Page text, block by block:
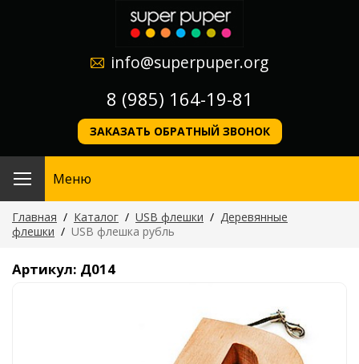
info@superpuper.org
8 (985) 164-19-81
ЗАКАЗАТЬ ОБРАТНЫЙ ЗВОНОК
Меню
Главная / Каталог / USB флешки / Деревянные
флешки / USB флешка рубль
Артикул: Д014